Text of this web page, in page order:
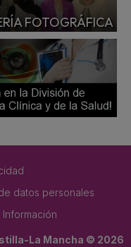
FOTOGRÁFICA
datos personales
La Mancha © 2026